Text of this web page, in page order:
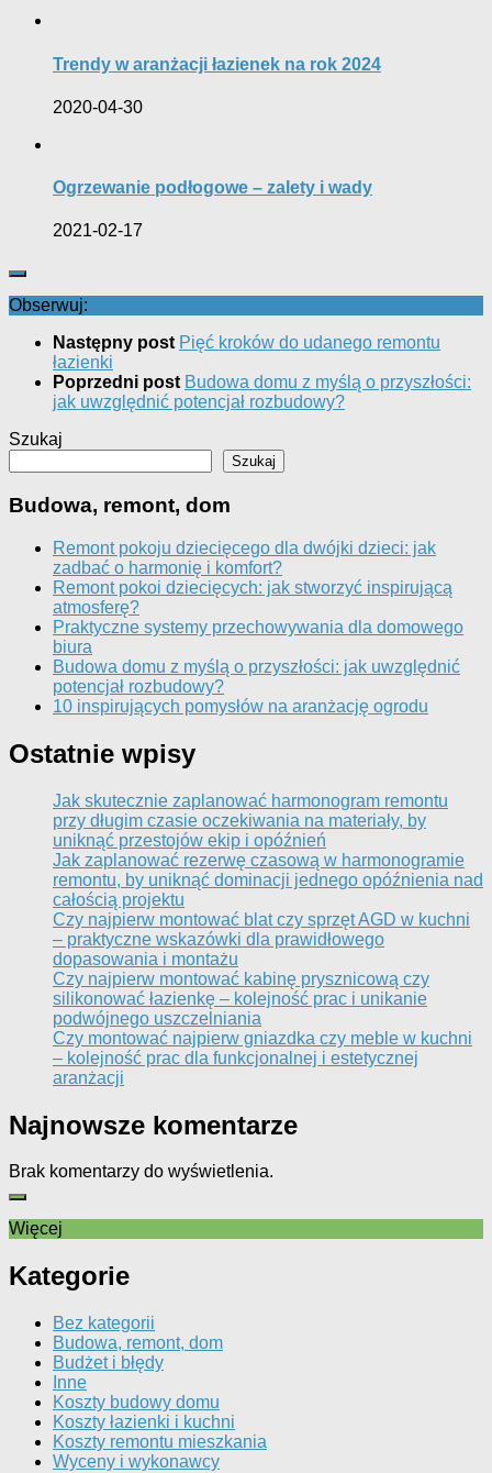
Trendy w aranżacji łazienek na rok 2024
2020-04-30
Ogrzewanie podłogowe – zalety i wady
2021-02-17
Obserwuj:
Następny post Pięć kroków do udanego remontu
łazienki
Poprzedni post Budowa domu z myślą o przyszłości:
jak uwzględnić potencjał rozbudowy?
Szukaj
Szukaj
Budowa, remont, dom
Remont pokoju dziecięcego dla dwójki dzieci: jak
zadbać o harmonię i komfort?
Remont pokoi dziecięcych: jak stworzyć inspirującą
atmosferę?
Praktyczne systemy przechowywania dla domowego
biura
Budowa domu z myślą o przyszłości: jak uwzględnić
potencjał rozbudowy?
10 inspirujących pomysłów na aranżację ogrodu
Ostatnie wpisy
Jak skutecznie zaplanować harmonogram remontu
przy długim czasie oczekiwania na materiały, by
uniknąć przestojów ekip i opóźnień
Jak zaplanować rezerwę czasową w harmonogramie
remontu, by uniknąć dominacji jednego opóźnienia nad
całością projektu
Czy najpierw montować blat czy sprzęt AGD w kuchni
– praktyczne wskazówki dla prawidłowego
dopasowania i montażu
Czy najpierw montować kabinę prysznicową czy
silikonować łazienkę – kolejność prac i unikanie
podwójnego uszczelniania
Czy montować najpierw gniazdka czy meble w kuchni
– kolejność prac dla funkcjonalnej i estetycznej
aranżacji
Najnowsze komentarze
Brak komentarzy do wyświetlenia.
Więcej
Kategorie
Bez kategorii
Budowa, remont, dom
Budżet i błędy
Inne
Koszty budowy domu
Koszty łazienki i kuchni
Koszty remontu mieszkania
Wyceny i wykonawcy